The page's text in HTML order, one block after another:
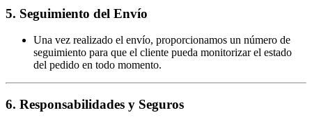
5. Seguimiento del Envío
Una vez realizado el envío, proporcionamos un número de
seguimiento para que el cliente pueda monitorizar el estado
del pedido en todo momento.
6. Responsabilidades y Seguros